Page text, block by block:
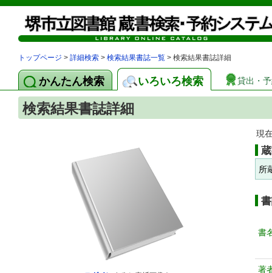
トップページ > 詳細検索 > 検索結果書誌一覧 > 検索結果書誌詳細
かんたん検索 いろいろ検索 貸出・
検索結果書誌詳細
現
所
書
著